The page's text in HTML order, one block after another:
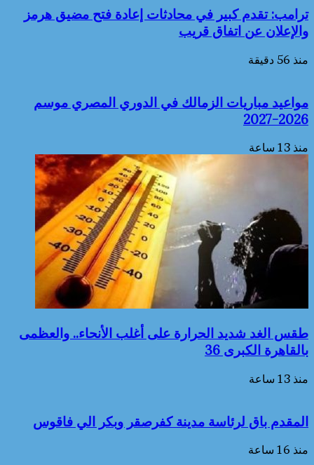
ترامب: تقدم كبير في محادثات إعادة فتح مضيق هرمز
والإعلان عن اتفاق قريب
منذ 56 دقيقة
مواعيد مباريات الزمالك في الدوري المصري موسم
2026-2027
منذ 13 ساعة
طقس الغد شديد الحرارة على أغلب الأنحاء.. والعظمى
بالقاهرة الكبرى 36
منذ 13 ساعة
المقدم باق لرئاسة مدينة كفرصقر وبكر الي فاقوس
منذ 16 ساعة